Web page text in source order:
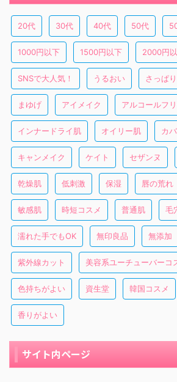
20代 30代 40代 50代
1000円以下 1500円以下 2000円
SNSで大人気！ うるおい さっぱり
まゆげ アイメイク アルコールフ
インナードライ肌 オイリー肌 カ
キャンメイク ケイト セザンヌ
乾燥肌 低刺激 保湿 唇の荒れ
敏感肌 時短コスメ 普通肌 毛
濡れた手でもOK 無印良品 無添加
紫外線カット 美容系ユーチューバーコ
色持ちがよい 資生堂 韓国コスメ
香りがよい
サイト内ページ